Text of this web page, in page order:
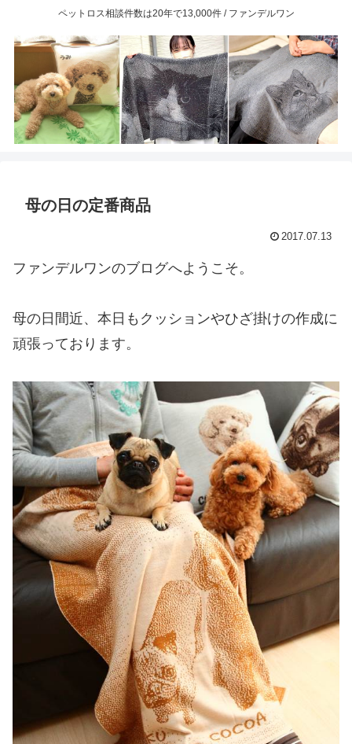
ペットロス相談件数は20年で13,000件 / ファンデルワン
母の日の定番商品
2017.07.13
ファンデルワンのブログへようこそ。
母の日間近、本日もクッションやひざ掛けの作成に
頑張っております。